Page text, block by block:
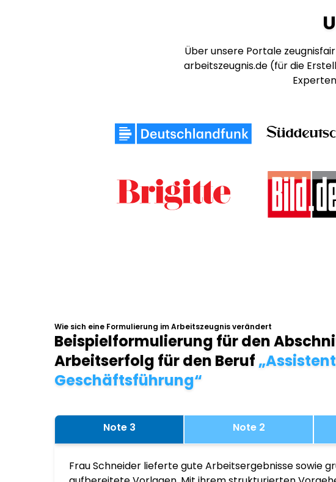
Über unsere Portale
arbeitszeugnis.de (für die
Wie sich eine Formulierung im Arbeitszeugnis verändert
Beispielformulierung für den
Arbeitserfolg für den Beruf
Geschäftsführung“
Note 3 Note 2
Frau Schneider lieferte gute Arbeitsergebnisse sowie